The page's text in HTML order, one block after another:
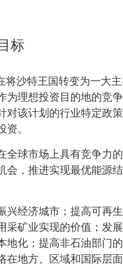
标
将沙特王国转变为一大
理想投资目的地的竞
对该计划的行业特定政
。
球市场上具有竞争力
会，推进实现最优能源
兴经济城市；提高可再
采矿业实现的价值；发
地化；提高非石油部门
在地方、区域和国际层